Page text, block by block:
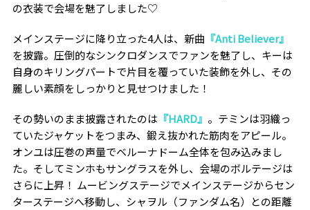
の衣装で会場を魅了しました♡
メインステージに降り立った4人は、新曲 『Anti Believer』
を披露。圧倒的なシンクロダンスでファンを魅了し、キーは
自身のキリングパートで片目を覆っていた装飾を外し、その
麗しい素顔をしっかりと見せつけました！
その勢いのまま披露されたのは 『HARD』 。テミンは羽織っ
ていたジャケットをつまみ、鍛え抜かれた筋肉をアピール。
オンユは圧巻の声量でベルーナドーム全体を包み込みまし
た。そしてミンホもサングラスを外し、会場のボルテージは
さらに上昇！ ムービングステージでメインステージからセン
ターステージへ移動し、シャヲル（ファンダム名）との距離